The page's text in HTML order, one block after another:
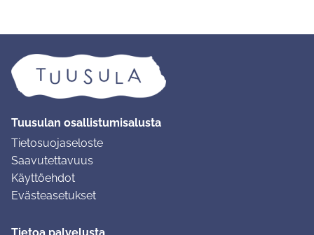
Tuusulan osallistumisalusta
Tietosuojaseloste
Saavutettavuus
Käyttöehdot
Evästeasetukset